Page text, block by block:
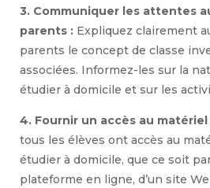
3. Communiquer les attentes
parents : Expliquez clairement
parents le concept de classe
associées. Informez-les sur la
étudier à domicile et sur les
4. Fournir un accès au matériel
tous les élèves ont accès au
étudier à domicile, que ce soit
plateforme en ligne, d’un site